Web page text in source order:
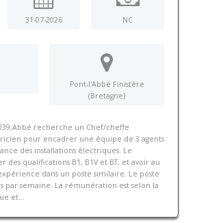
31-07-2026 NC
Pont-l'Abbé Finistère
(Bretagne)
recherche un Chef/cheffe
pour encadrer une équipe de 3 agents
des installations électriques. Le
des qualifications B1, B1V et BT, et avoir au
dans un poste similaire. Le poste
par semaine. La rémunération est selon la
et...